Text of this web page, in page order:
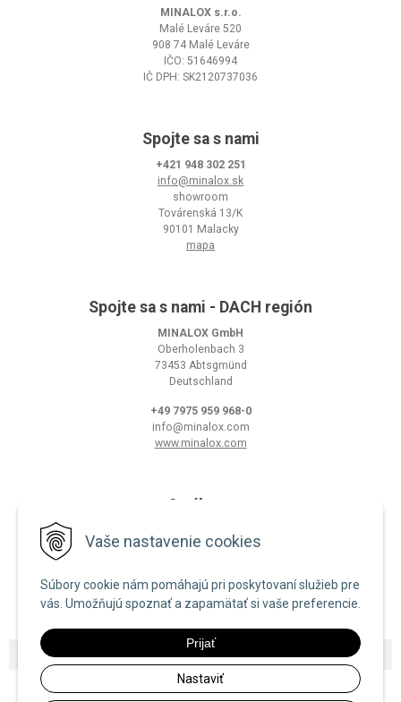
Vaše nastavenie cookies
Súbory cookie nám pomáhajú pri poskytovaní služieb pre
vás. Umožňujú spoznať a zapamätať si vaše preferencie.
Prijať
Nastaviť
MINALOX s.r.o.
Malé Leváre 520
908 74 Malé Leváre
IČO: 51646994
IČ DPH: SK2120737036
Spojte sa s nami
+421 948 302 251
info@minalox.sk
showroom
Továrenská 13/K
90101 Malacky
mapa
Spojte sa s nami - DACH región
MINALOX GmbH
Oberholenbach 3
73453 Abtsgmünd
Deutschland
+49 7975 959 968-0
info@minalox.com
www.minalox.com
O nákupe
Zásady používania cookies